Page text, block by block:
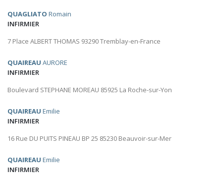
QUAGLIATO Romain
INFIRMIER
7 Place ALBERT THOMAS 93290 Tremblay-en-France
QUAIREAU AURORE
INFIRMIER
Boulevard STEPHANE MOREAU 85925 La Roche-sur-Yon
QUAIREAU Emilie
INFIRMIER
16 Rue DU PUITS PINEAU BP 25 85230 Beauvoir-sur-Mer
QUAIREAU Emilie
INFIRMIER